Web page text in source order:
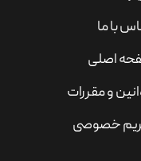
با ما
اصلی
و مقررات
خصوصی